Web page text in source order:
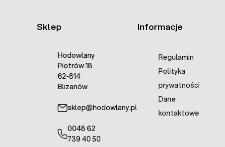
Sklep
Hodowlany
Piotrów 18
62-814
Blizanów
sklep@hodowlany.pl
0048 62
739 40 50
Informacje
Regulamin
Polityka
prywatności
Dane
kontaktowe